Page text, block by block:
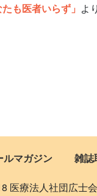
も医者いらず」 より
ルマガジン 雑誌
医療法人社団広士